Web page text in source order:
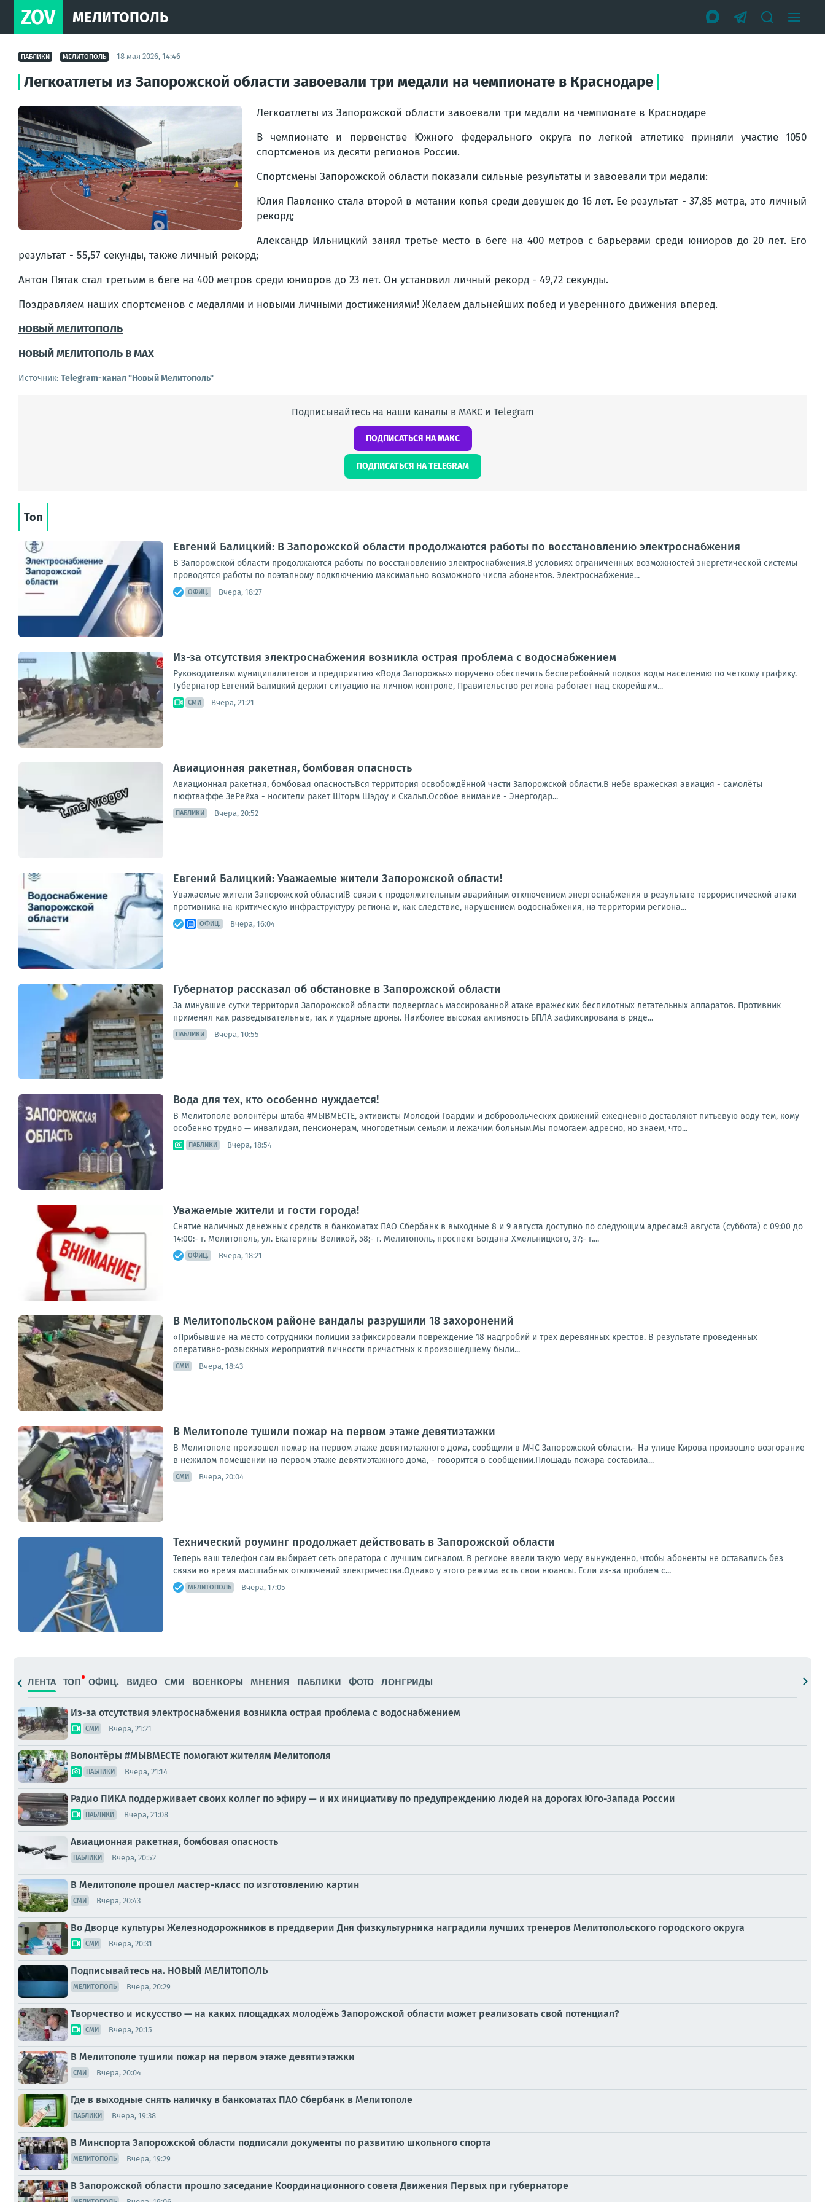
ZOV МЕЛИТОПОЛЬ
ПАБЛИКИ МЕЛИТОПОЛЬ 18 мая 2026, 14:46
Легкоатлеты из Запорожской области завоевали три медали на чемпионате в Краснодаре
Легкоатлеты из Запорожской области завоевали три медали на чемпионате в Краснодаре
В чемпионате и первенстве Южного федерального округа по легкой атлетике приняли участие 1050
спортсменов из десяти регионов России.
Спортсмены Запорожской области показали сильные результаты и завоевали три медали:
Юлия Павленко стала второй в метании копья среди девушек до 16 лет. Ее результат - 37,85 метра, это личный
рекорд;
Александр Ильницкий занял третье место в беге на 400 метров с барьерами среди юниоров до 20 лет. Его
результат - 55,57 секунды, также личный рекорд;
Антон Пятак стал третьим в беге на 400 метров среди юниоров до 23 лет. Он установил личный рекорд - 49,72 секунды.
Поздравляем наших спортсменов с медалями и новыми личными достижениями! Желаем дальнейших побед и уверенного движения вперед.
НОВЫЙ МЕЛИТОПОЛЬ
НОВЫЙ МЕЛИТОПОЛЬ В MAX
Источник: Telegram-канал "Новый Мелитополь"
Подписывайтесь на наши каналы в МАКС и Telegram
ПОДПИСАТЬСЯ НА МАКС
ПОДПИСАТЬСЯ НА TELEGRAM
Топ
Евгений Балицкий: В Запорожской области продолжаются работы по восстановлению электроснабжения
В Запорожской области продолжаются работы по восстановлению электроснабжения.В условиях ограниченных возможностей энергетической системы
проводятся работы по поэтапному подключению максимально возможного числа абонентов. Электроснабжение...
ОФИЦ. Вчера, 18:27
Из-за отсутствия электроснабжения возникла острая проблема с водоснабжением
Руководителям муниципалитетов и предприятию «Вода Запорожья» поручено обеспечить бесперебойный подвоз воды населению по чёткому графику.
Губернатор Евгений Балицкий держит ситуацию на личном контроле, Правительство региона работает над скорейшим...
СМИ Вчера, 21:21
Авиационная ракетная, бомбовая опасность
Авиационная ракетная, бомбовая опасностьВся территория освобождённой части Запорожской области.В небе вражеская авиация - самолёты
люфтваффе ЗеРейха - носители ракет Шторм Шэдоу и Скальп.Особое внимание - Энергодар...
ПАБЛИКИ Вчера, 20:52
Евгений Балицкий: Уважаемые жители Запорожской области!
Уважаемые жители Запорожской области!В связи с продолжительным аварийным отключением энергоснабжения в результате террористической атаки
противника на критическую инфраструктуру региона и, как следствие, нарушением водоснабжения, на территории региона...
ОФИЦ. Вчера, 16:04
Губернатор рассказал об обстановке в Запорожской области
За минувшие сутки территория Запорожской области подверглась массированной атаке вражеских беспилотных летательных аппаратов. Противник
применял как разведывательные, так и ударные дроны. Наиболее высокая активность БПЛА зафиксирована в ряде...
ПАБЛИКИ Вчера, 10:55
Вода для тех, кто особенно нуждается!
В Мелитополе волонтёры штаба #МЫВМЕСТЕ, активисты Молодой Гвардии и добровольческих движений ежедневно доставляют питьевую воду тем, кому
особенно трудно — инвалидам, пенсионерам, многодетным семьям и лежачим больным.Мы помогаем адресно, но знаем, что...
ПАБЛИКИ Вчера, 18:54
Уважаемые жители и гости города!
Снятие наличных денежных средств в банкоматах ПАО Сбербанк в выходные 8 и 9 августа доступно по следующим адресам:8 августа (суббота) с 09:00 до
14:00:- г. Мелитополь, ул. Екатерины Великой, 58;- г. Мелитополь, проспект Богдана Хмельницкого, 37;- г....
ОФИЦ. Вчера, 18:21
В Мелитопольском районе вандалы разрушили 18 захоронений
«Прибывшие на место сотрудники полиции зафиксировали повреждение 18 надгробий и трех деревянных крестов. В результате проведенных
оперативно-розыскных мероприятий личности причастных к произошедшему были...
СМИ Вчера, 18:43
В Мелитополе тушили пожар на первом этаже девятиэтажки
В Мелитополе произошел пожар на первом этаже девятиэтажного дома, сообщили в МЧС Запорожской области.- На улице Кирова произошло возгорание
в нежилом помещении на первом этаже девятиэтажного дома, - говорится в сообщении.Площадь пожара составила...
СМИ Вчера, 20:04
Технический роуминг продолжает действовать в Запорожской области
Теперь ваш телефон сам выбирает сеть оператора с лучшим сигналом. В регионе ввели такую меру вынужденно, чтобы абоненты не оставались без
связи во время масштабных отключений электричества.Однако у этого режима есть свои нюансы. Если из-за проблем с...
МЕЛИТОПОЛЬ Вчера, 17:05
ЛЕНТА ТОП ОФИЦ. ВИДЕО СМИ ВОЕНКОРЫ МНЕНИЯ ПАБЛИКИ ФОТО ЛОНГРИДЫ
Из-за отсутствия электроснабжения возникла острая проблема с водоснабжением
СМИ Вчера, 21:21
Волонтёры #МЫВМЕСТЕ помогают жителям Мелитополя
ПАБЛИКИ Вчера, 21:14
Радио ПИКА поддерживает своих коллег по эфиру — и их инициативу по предупреждению людей на дорогах Юго-Запада России
ПАБЛИКИ Вчера, 21:08
Авиационная ракетная, бомбовая опасность
ПАБЛИКИ Вчера, 20:52
В Мелитополе прошел мастер-класс по изготовлению картин
СМИ Вчера, 20:43
Во Дворце культуры Железнодорожников в преддверии Дня физкультурника наградили лучших тренеров Мелитопольского городского округа
СМИ Вчера, 20:31
Подписывайтесь на. НОВЫЙ МЕЛИТОПОЛЬ
МЕЛИТОПОЛЬ Вчера, 20:29
Творчество и искусство — на каких площадках молодёжь Запорожской области может реализовать свой потенциал?
СМИ Вчера, 20:15
В Мелитополе тушили пожар на первом этаже девятиэтажки
СМИ Вчера, 20:04
Где в выходные снять наличку в банкоматах ПАО Сбербанк в Мелитополе
ПАБЛИКИ Вчера, 19:38
В Минспорта Запорожской области подписали документы по развитию школьного спорта
МЕЛИТОПОЛЬ Вчера, 19:29
В Запорожской области прошло заседание Координационного совета Движения Первых при губернаторе